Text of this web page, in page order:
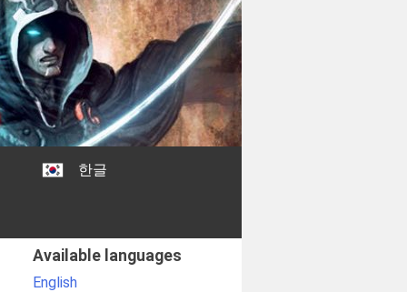
한글
Available languages
English